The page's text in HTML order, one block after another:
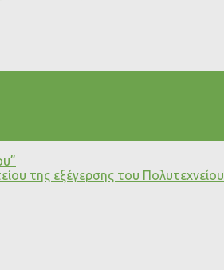
της εξέγερσης του Πολυτεχνείου